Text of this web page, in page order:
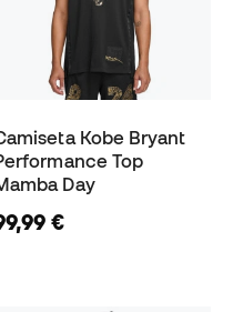
Kobe Bryant
Top
Day
€